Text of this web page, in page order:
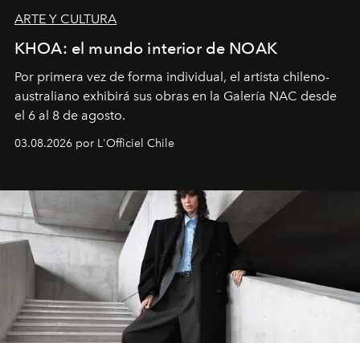
ARTE Y CULTURA
KHOA: el mundo interior de NOAK
Por primera vez de forma individual, el artista chileno-
australiano exhibirá sus obras en la Galería NAC desde
el 6 al 8 de agosto.
03.08.2026 por L'Officiel Chile